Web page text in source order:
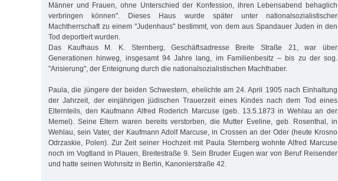
Männer und Frauen, ohne Unterschied der Konfession, ihren Lebensabend behaglich
verbringen können". Dieses Haus wurde später unter nationalsozialistischer
Machtherrschaft zu einem "Judenhaus" bestimmt, von dem aus Spandauer Juden in den
Tod deportiert wurden.
Das Kaufhaus M. K. Sternberg, Geschäftsadresse Breite Straße 21, war über
Generationen hinweg, insgesamt 94 Jahre lang, im Familienbesitz – bis zu der sog.
"Arisierung", der Enteignung durch die nationalsozialistischen Machthaber.
Paula, die jüngere der beiden Schwestern, ehelichte am 24. April 1905 nach Einhaltung
der Jahrzeit, der einjährigen jüdischen Trauerzeit eines Kindes nach dem Tod eines
Elternteils, den Kaufmann Alfred Roderich Marcuse (geb. 13.5.1873 in Wehlau an der
Memel). Seine Eltern waren bereits verstorben, die Mutter Eveline, geb. Rosenthal, in
Wehlau, sein Vater, der Kaufmann Adolf Marcuse, in Crossen an der Oder (heute Krosno
Odrzaskie, Polen). Zur Zeit seiner Hochzeit mit Paula Sternberg wohnte Alfred Marcuse
noch im Vogtland in Plauen, Breitestraße 9. Sein Bruder Eugen war von Beruf Reisender
und hatte seinen Wohnsitz in Berlin, Kanonierstraße 42.